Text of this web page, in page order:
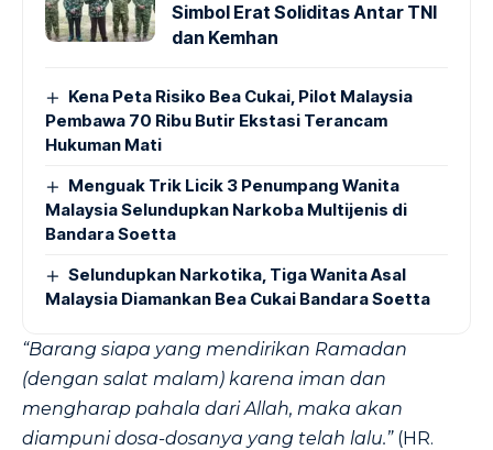
Simbol Erat Soliditas Antar TNI
dan Kemhan
Kena Peta Risiko Bea Cukai, Pilot Malaysia
Pembawa 70 Ribu Butir Ekstasi Terancam
Hukuman Mati
Menguak Trik Licik 3 Penumpang Wanita
Malaysia Selundupkan Narkoba Multijenis di
Bandara Soetta
Selundupkan Narkotika, Tiga Wanita Asal
Malaysia Diamankan Bea Cukai Bandara Soetta
“Barang siapa yang mendirikan Ramadan
(dengan salat malam) karena iman dan
mengharap pahala dari Allah, maka akan
diampuni dosa-dosanya yang telah lalu.”(HR.